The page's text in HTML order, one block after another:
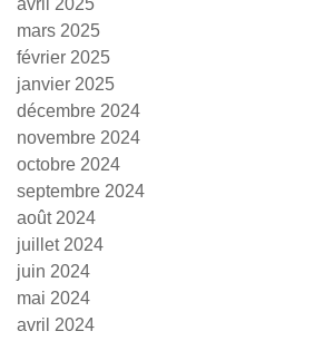
avril 2025
mars 2025
février 2025
janvier 2025
décembre 2024
novembre 2024
octobre 2024
septembre 2024
août 2024
juillet 2024
juin 2024
mai 2024
avril 2024